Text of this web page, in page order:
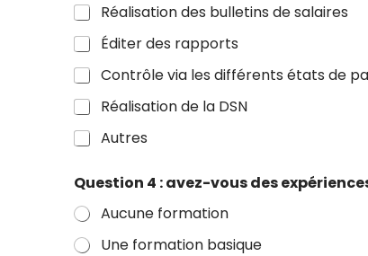
Réalisation des bulletins de salaires
Éditer des rapports
Contrôle via les différents états de
Réalisation de la DSN
Autres
Question 4 : avez-vous des
Aucune formation
Une formation basique